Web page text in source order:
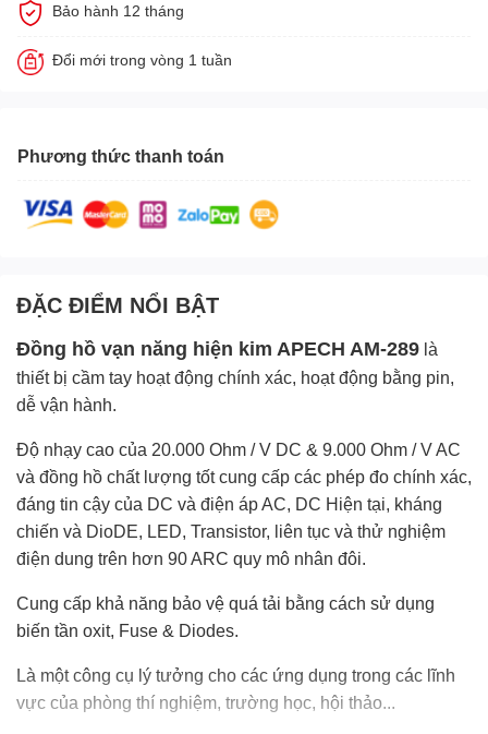
Bảo hành 12 tháng
Đổi mới trong vòng 1 tuần
Phương thức thanh toán
ĐẶC ĐIỂM NỔI BẬT
Đồng hồ vạn năng hiện kim APECH AM-289 là
thiết bị cầm tay hoạt động chính xác, hoạt động bằng pin,
dễ vận hành.
Độ nhạy cao của 20.000 Ohm / V DC & 9.000 Ohm / V AC
và đồng hồ chất lượng tốt cung cấp các phép đo chính xác,
đáng tin cậy của DC và điện áp AC, DC Hiện tại, kháng
chiến và DioDE, LED, Transistor, liên tục và thử nghiệm
điện dung trên hơn 90 ARC quy mô nhân đôi.
Cung cấp khả năng bảo vệ quá tải bằng cách sử dụng
biến tần oxit, Fuse & Diodes.
Là một công cụ lý tưởng cho các ứng dụng trong các lĩnh
vực của phòng thí nghiệm, trường học, hội thảo...